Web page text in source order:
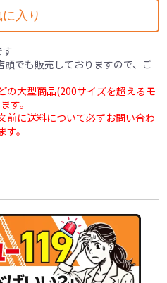
入り
でも販売しておりますので、ご
大型商品(200サイズを超えるモ
す。
前に送料について必ずお問い合わ
。